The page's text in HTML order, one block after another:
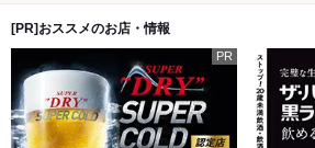
[PR]おススメのお店・情報
PR